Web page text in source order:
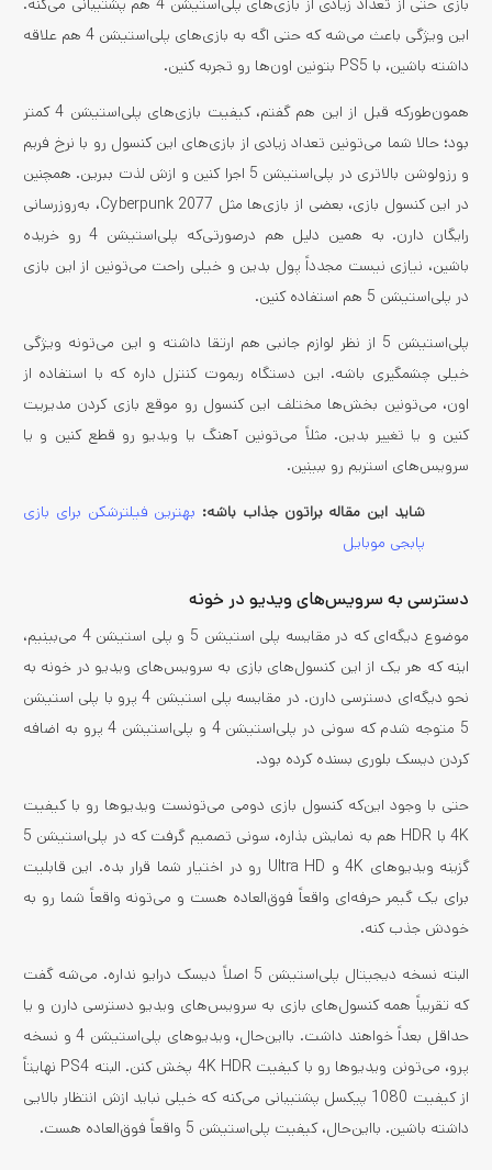
این ویژگی باعث می‌شه که حتی اگه به بازی‌های پلی‌استیشن 4 هم علاقه
داشته باشین، با PS5 بتونین اون‌ها رو تجربه کنین.
همون‌طورکه قبل از این هم گفتم، کیفیت بازی‌های پلی‌استیشن 4 کمتر
بود؛ حالا شما می‌تونین تعداد زیادی از بازی‌های این کنسول رو با نرخ فریم
و رزولوشن بالاتری در پلی‌استیشن 5 اجرا کنین و ازش لذت ببرین. همچنین
در این کنسول بازی، بعضی از بازی‌ها مثل Cyberpunk 2077، به‌روزرسانی
رایگان دارن. به همین دلیل هم درصورتی‌که پلی‌استیشن 4 رو خریده
باشین، نیازی نیست مجدداً پول بدین و خیلی راحت می‌تونین از این بازی
در پلی‌استیشن 5 هم استفاده کنین.
پلی‌استیشن 5 از نظر لوازم جانبی هم ارتقا داشته و این می‌تونه ویژگی
خیلی چشمگیری باشه. این دستگاه ریموت کنترل داره که با استفاده از
اون، می‌تونین بخش‌ها مختلف این کنسول رو موقع بازی کردن مدیریت
کنین و یا تغییر بدین. مثلاً می‌تونین آهنگ یا ویدیو رو قطع کنین و یا
سرویس‌های استریم رو ببینین.
شاید این مقاله براتون جذاب باشه: بهترین فیلترشکن برای بازی
پابجی موبایل
دسترسی به سرویس‌های ویدیو در خونه
موضوع دیگه‌ای که در مقایسه پلی استیشن 5 و پلی استیشن 4 می‌بینیم،
اینه که هر یک از این کنسول‌های بازی به سرویس‌های ویدیو در خونه به
نحو دیگه‌ای دسترسی دارن. در مقایسه پلی استیشن 4 پرو با پلی استیشن
5 متوجه شدم که سونی در پلی‌استیشن 4 و پلی‌استیشن 4 پرو به اضافه
کردن دیسک بلوری بسنده کرده بود.
حتی با وجود این‌که کنسول بازی دومی می‌تونست ویدیوها رو با کیفیت
4K با HDR هم به نمایش بذاره، سونی تصمیم گرفت که در پلی‌استیشن 5
گزینه ویدیوهای 4K و Ultra HD رو در اختیار شما قرار بده. این قابلیت
برای یک گیمر حرفه‌ای واقعاً فوق‌العاده هست و می‌تونه واقعاً شما رو به
خودش جذب کنه.
البته نسخه دیجیتال پلی‌استیشن 5 اصلاً دیسک درایو نداره. می‌شه گفت
که تقریباً همه کنسول‌های بازی به سرویس‌های ویدیو دسترسی دارن و یا
حداقل بعداً خواهند داشت. بااین‌‌حال، ویدیوهای پلی‌استیشن 4 و نسخه
پرو، می‌تونن ویدیوها رو با کیفیت 4K HDR پخش کنن. البته PS4 نهایتاً
از کیفیت 1080 پیکسل پشتیبانی می‌کنه که خیلی نباید ازش انتظار بالایی
داشته باشین. بااین‌حال، کیفیت پلی‌استیشن 5 واقعاً فوق‌العاده هست.